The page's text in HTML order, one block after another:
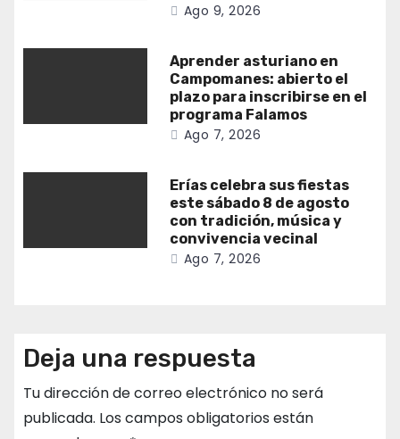
Ago 9, 2026
Aprender asturiano en
Campomanes: abierto el
plazo para inscribirse en el
programa Falamos
Ago 7, 2026
Erías celebra sus fiestas
este sábado 8 de agosto
con tradición, música y
convivencia vecinal
Ago 7, 2026
Deja una respuesta
Tu dirección de correo electrónico no será
publicada. Los campos obligatorios están